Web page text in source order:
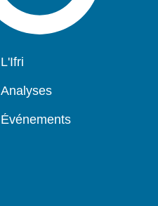
Navigation
L'Ifri
Analyses
Événements